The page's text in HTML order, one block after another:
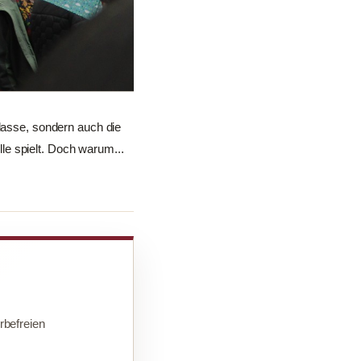
sondern auch die
spielt. Doch warum...